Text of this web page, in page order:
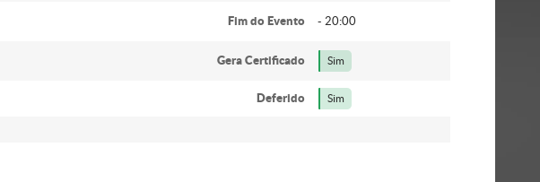
Fim do Evento - 20:00
Gera Certificado Sim
Deferido Sim